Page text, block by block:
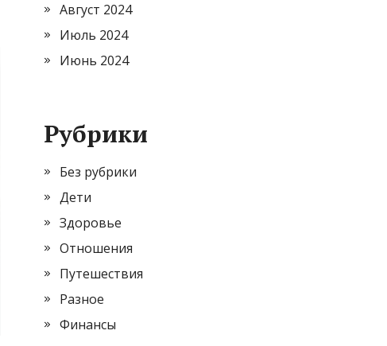
Август 2024
Июль 2024
Июнь 2024
Рубрики
Без рубрики
Дети
Здоровье
Отношения
Путешествия
Разное
Финансы